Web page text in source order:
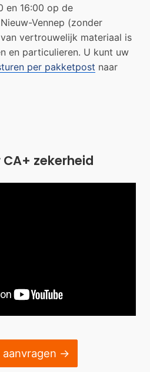
en 16:00 op de
Vennep (zonder
vertrouwelijk materiaal is
en particulieren. U kunt uw
per pakketpost naar
zekerheid
→